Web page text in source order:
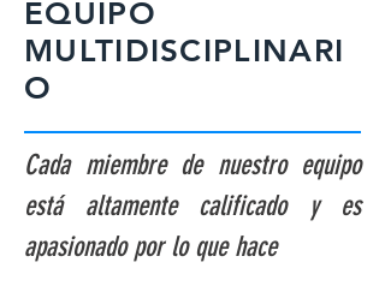
EQUIPO
MULTIDISCIPLINARI
O
Cada miembre de nuestro equipo
está altamente calificado y es
apasionado por lo que hace